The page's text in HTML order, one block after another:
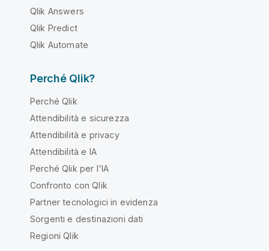
Qlik Answers
Qlik Predict
Qlik Automate
Perché Qlik?
Perché Qlik
Attendibilità e sicurezza
Attendibilità e privacy
Attendibilità e IA
Perché Qlik per l'IA
Confronto con Qlik
Partner tecnologici in evidenza
Sorgenti e destinazioni dati
Regioni Qlik